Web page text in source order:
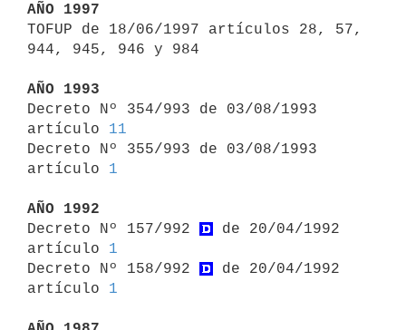
AÑO 1997
TOFUP de 18/06/1997 artículos 28, 57,
944, 945, 946 y 984
AÑO 1993
Decreto Nº 354/993 de 03/08/1993
artículo 11
Decreto Nº 355/993 de 03/08/1993
artículo 1
AÑO 1992
Decreto Nº 157/992
de 20/04/1992
artículo 1
Decreto Nº 158/992
de 20/04/1992
artículo 1